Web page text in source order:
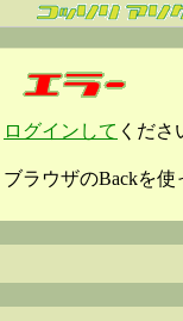
ログインして くださ
ブラウザのBackを使